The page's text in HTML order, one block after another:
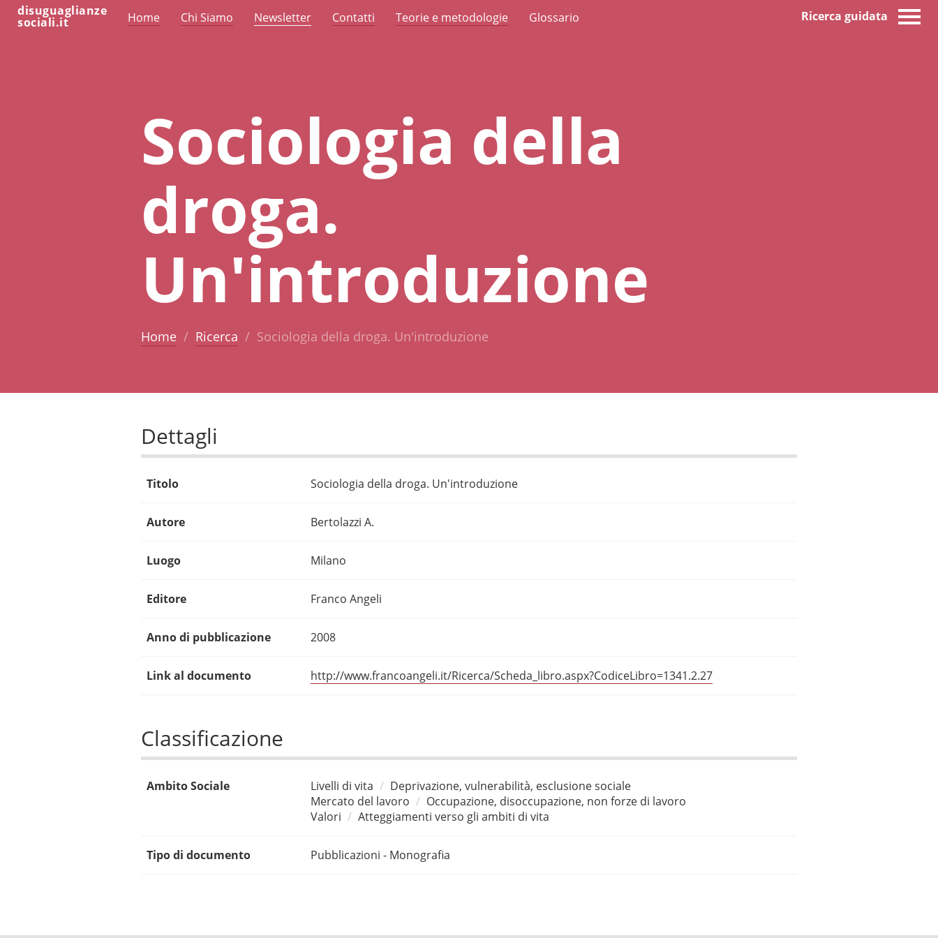
disuguaglianze
sociali.it Home Chi Siamo Newsletter Contatti Teorie e metodologie Glossario Ricerca guidata
Sociologia della
droga.
Un'introduzione
Home Ricerca Sociologia della droga. Un'introduzione
Dettagli
Titolo Sociologia della droga. Un'introduzione
Autore Bertolazzi A.
Luogo Milano
Editore Franco Angeli
Anno di pubblicazione 2008
Link al documento http://www.francoangeli.it/Ricerca/Scheda_libro.aspx?CodiceLibro=1341.2.27
Classificazione
Ambito Sociale Livelli di vita
Deprivazione, vulnerabilità, esclusione sociale
Mercato del lavoro
Occupazione, disoccupazione, non forze di lavoro
Valori
Atteggiamenti verso gli ambiti di vita
Tipo di documento Pubblicazioni - Monografia